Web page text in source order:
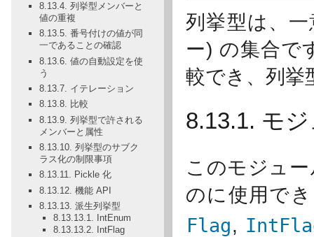
列挙型は、
ー) の集合で
較でき、列挙
8.13.1. モ
このモジュ
のに使用で
Flag,
8.13.4. 列挙型メンバーと
値の重複
8.13.5. 番号付けの値が同
一であることの確認
8.13.6. 値の自動設定を使
う
8.13.7. イテレーション
8.13.8. 比較
8.13.9. 列挙型で許される
メンバーと属性
8.13.10. 列挙型のサブク
ラス化の制限事項
8.13.11. Pickle 化
8.13.12. 機能 API
8.13.13. 派生列挙型
8.13.13.1. IntEnum
8.13.13.2. IntFlag